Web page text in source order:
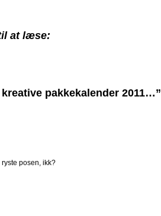
at læse:
pakkekalender 2011…”
posen, ikk?